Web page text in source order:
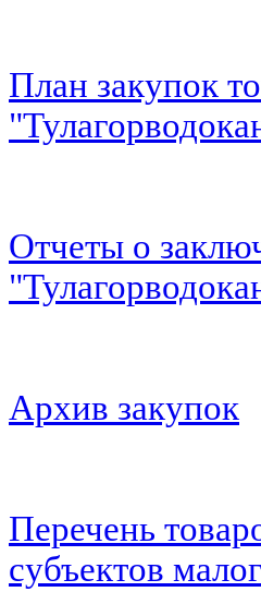
План закупок
Отчеты о
Архив закупок
Перечень
субъектов